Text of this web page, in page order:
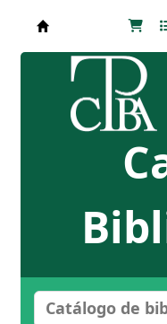
Biblioteca